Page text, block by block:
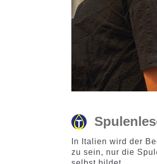
In Italien wird der
zu sein, nur die